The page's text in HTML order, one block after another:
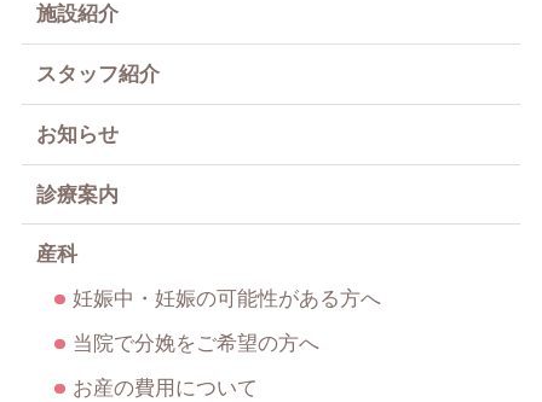
施設紹介
スタッフ紹介
お知らせ
診療案内
産科
妊娠中・妊娠の可能性がある方へ
当院で分娩をご希望の方へ
お産の費用について